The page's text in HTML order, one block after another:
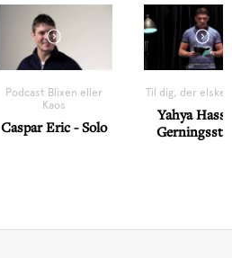
Podcast Blixen eller
Kaos
Caspar Eric - Solo
Til dig, der
Yahya